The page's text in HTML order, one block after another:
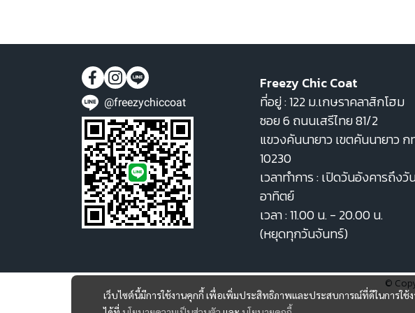
เว็บไซต์นี้มีการใช้งานคุกกี้ เพื่อเพิ่มประสิทธิภาพและประสบการณ์ที่ดีในการใช้
@freezychiccoat
Freezy Chic Coat
ที่อยู่ : 122 ม.เกษราคลาสิกโฮม
ซอย 6 ถนนเสรีไทย 81/2
แขวงคันนายาว เขตคันนายาว
10230
เวลาทำการ : เปิดวันอังคารถึงวั
อาทิตย์
เวลา : 11.00 น. - 20.00 น.
(หยุดทุกวันจันทร์)
©